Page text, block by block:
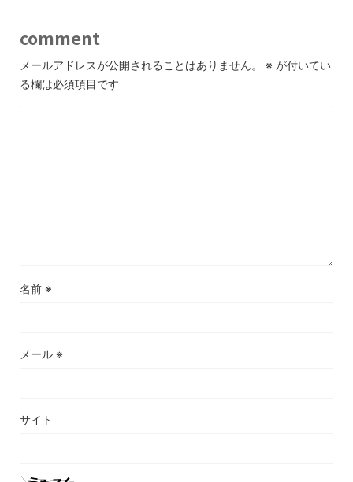
comment
メールアドレスが公開されることはありません。 ※ が付いてい
る欄は必須項目です
名前 ※
メール ※
サイト